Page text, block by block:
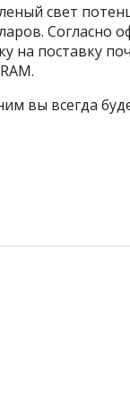
свет
Согласно
на поставку
вы всегда